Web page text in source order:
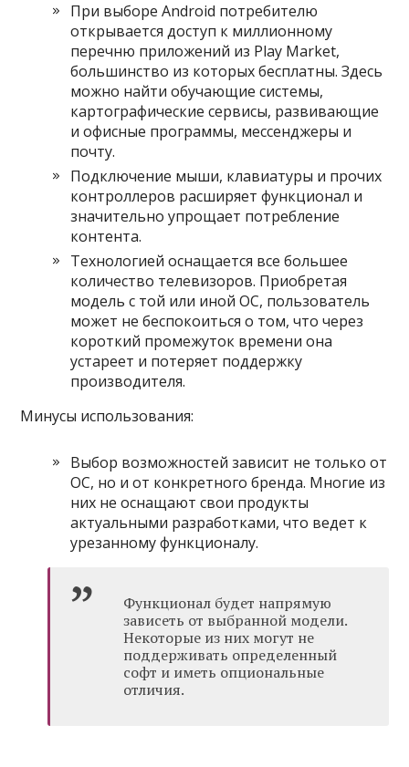
При выборе Android потребителю
открывается доступ к миллионному
перечню приложений из Play Market,
большинство из которых бесплатны. Здесь
можно найти обучающие системы,
картографические сервисы, развивающие
и офисные программы, мессенджеры и
почту.
Подключение мыши, клавиатуры и прочих
контроллеров расширяет функционал и
значительно упрощает потребление
контента.
Технологией оснащается все большее
количество телевизоров. Приобретая
модель с той или иной ОС, пользователь
может не беспокоиться о том, что через
короткий промежуток времени она
устареет и потеряет поддержку
производителя.
Минусы использования:
Выбор возможностей зависит не только от
ОС, но и от конкретного бренда. Многие из
них не оснащают свои продукты
актуальными разработками, что ведет к
урезанному функционалу.
Функционал будет напрямую
зависеть от выбранной модели.
Некоторые из них могут не
поддерживать определенный
софт и иметь опциональные
отличия.